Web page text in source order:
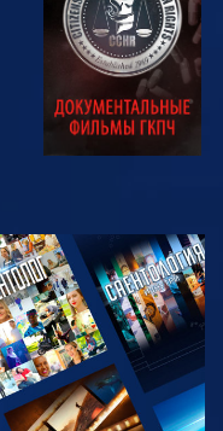
СМОТРЕТЬ
ПЕРЕДАЧИ